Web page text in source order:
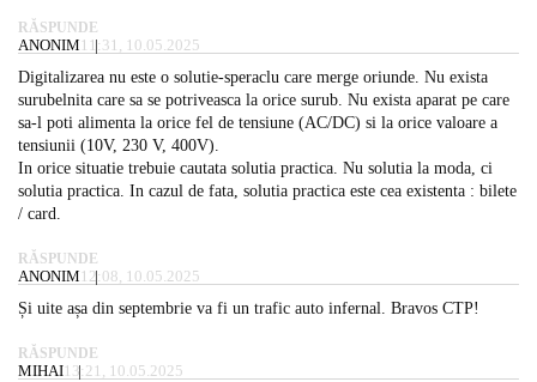
RĂSPUNDE
ANONIM 11:31, 10.05.2025
Digitalizarea nu este o solutie-speraclu care merge oriunde. Nu exista
surubelnita care sa se potriveasca la orice surub. Nu exista aparat pe care
sa-l poti alimenta la orice fel de tensiune (AC/DC) si la orice valoare a
tensiunii (10V, 230 V, 400V).
In orice situatie trebuie cautata solutia practica. Nu solutia la moda, ci
solutia practica. In cazul de fata, solutia practica este cea existenta : bilete
/ card.
RĂSPUNDE
ANONIM 12:08, 10.05.2025
Și uite așa din septembrie va fi un trafic auto infernal. Bravos CTP!
RĂSPUNDE
MIHAI13:21, 10.05.2025